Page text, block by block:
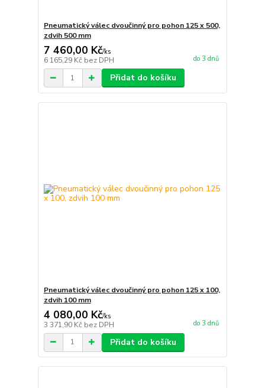
Pneumatický válec dvoučinný pro pohon 125 x 500,
zdvih 500 mm
7 460,00 Kč/ks
6 165,29 Kč bez DPH do 3 dnů
Přidat do košíku
Pneumatický válec dvoučinný pro pohon 125 x 100,
zdvih 100 mm
4 080,00 Kč/ks
3 371,90 Kč bez DPH do 3 dnů
Přidat do košíku